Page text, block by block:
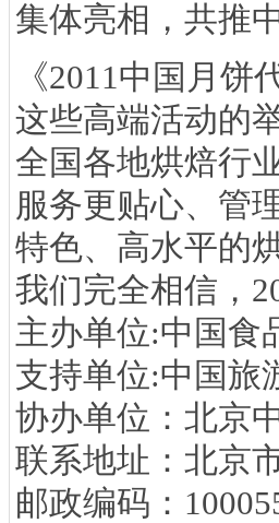
集体亮相，共推
《2011中国月
这些高端活动的
全国各地烘焙行
服务更贴心、管
特色、高水平的
我们完全相信，
主办单位:中国食
支持单位:中国旅
协办单位：北京
联系地址：北京
邮政编码：